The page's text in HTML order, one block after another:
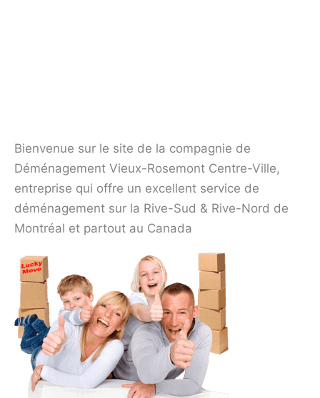
C
O
M
P
A
G
N
I
E
D
E
D
É
M
É
N
A
G
E
M
E
N
T
V
I
E
U
X
-
R
O
S
E
M
O
N
T
Bienvenue sur le site de la compagnie de
Déménagement Vieux-Rosemont Centre-Ville,
entreprise qui offre un excellent service de
déménagement sur la Rive-Sud & Rive-Nord de
Montréal et partout au Canada